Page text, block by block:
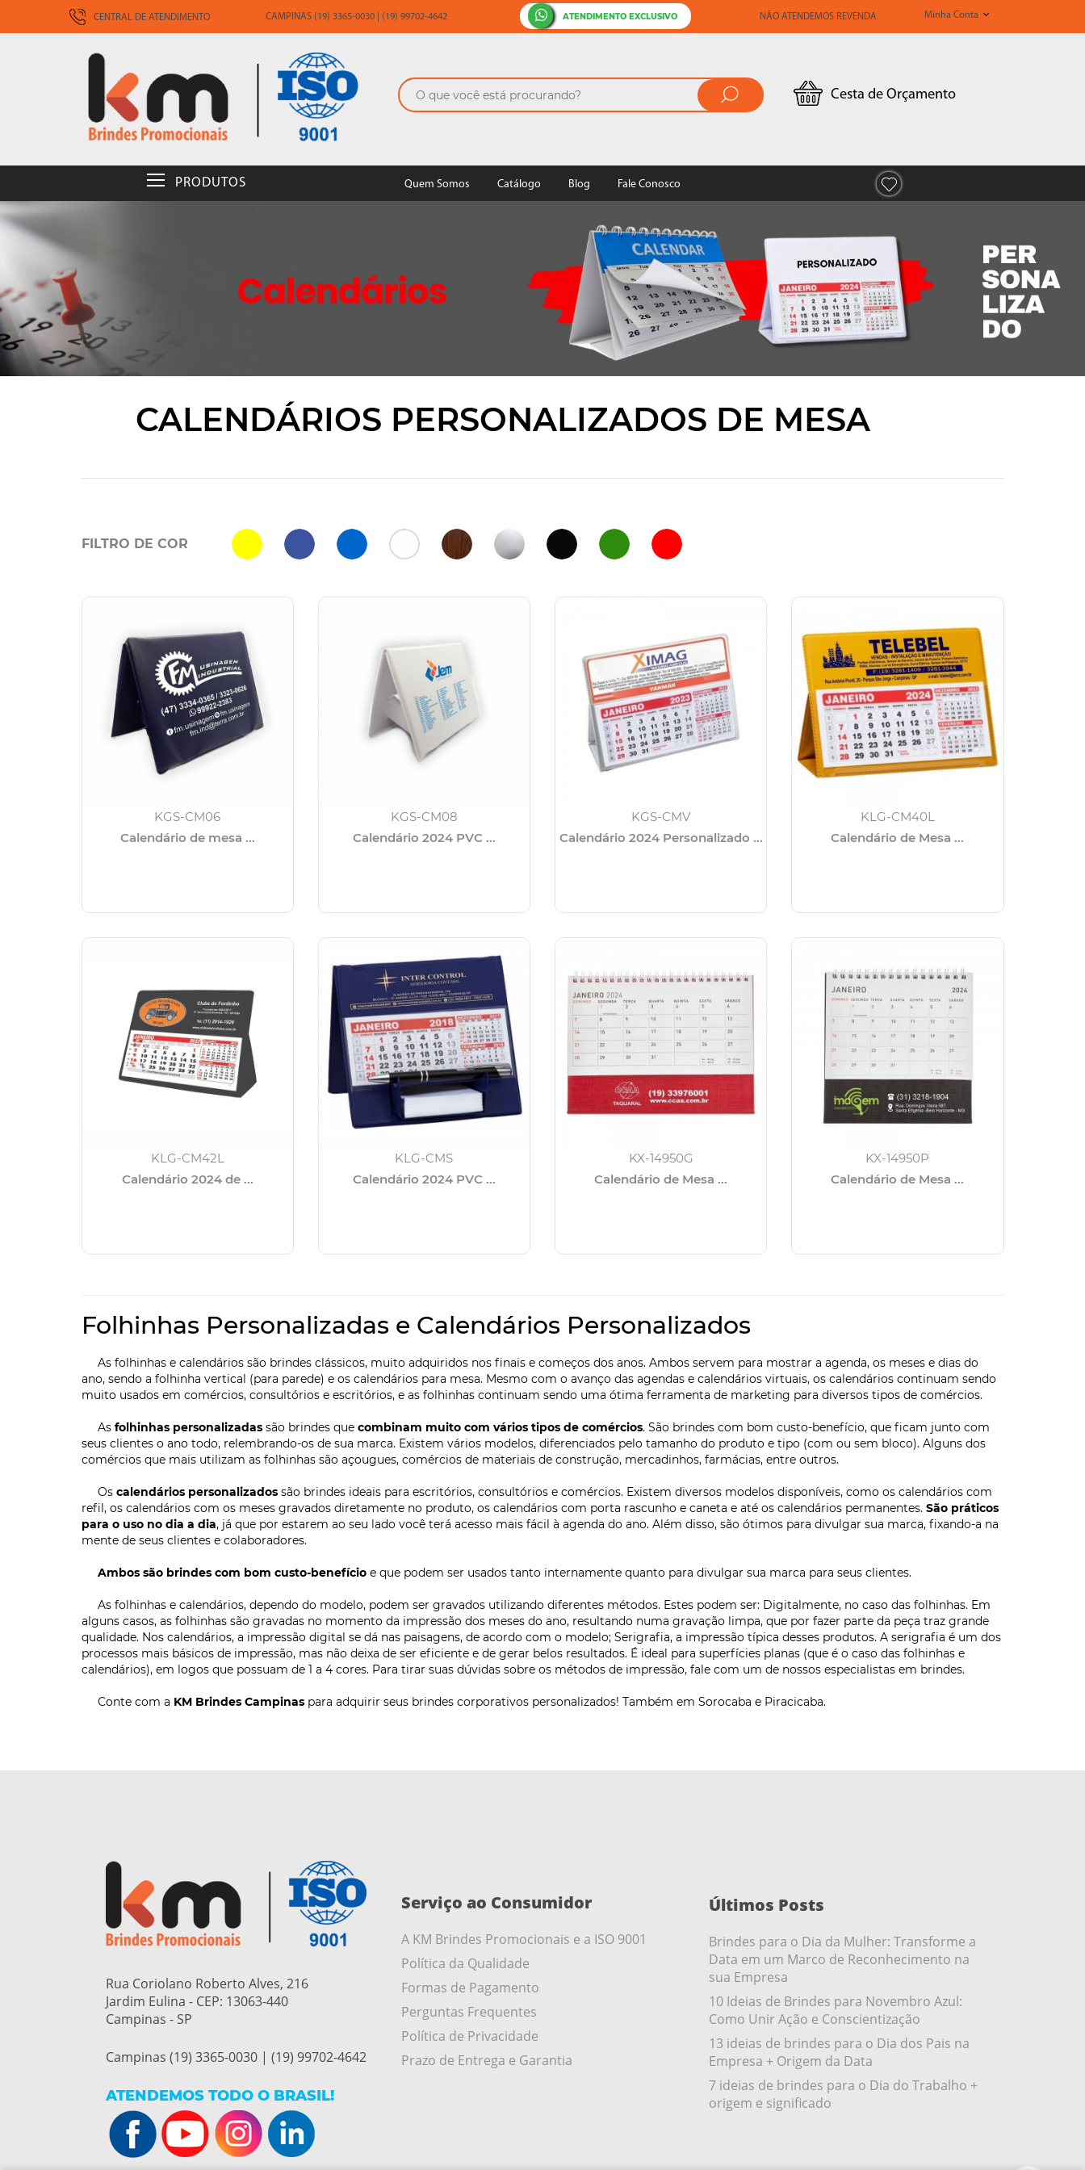
CENTRAL DE ATENDIMENTO CAMPINAS (19) 3365-0030 | (19) 99702-4642 ATENDIMENTO EXCLUSIVO NÃO ATENDEMOS REVENDA Minha Conta
Cesta de Orçamento
PRODUTOS Quem Somos Catálogo Blog Fale Conosco
CALENDÁRIOS PERSONALIZADOS DE MESA
FILTRO DE COR
KGS-CM06
Calendário de mesa ...
KGS-CM08
Calendário 2024 PVC ...
KGS-CMV
Calendário 2024 Personalizado ...
KLG-CM40L
Calendário de Mesa ...
KLG-CM42L
Calendário 2024 de ...
KLG-CMS
Calendário 2024 PVC ...
KX-14950G
Calendário de Mesa ...
KX-14950P
Calendário de Mesa ...
Folhinhas Personalizadas e Calendários Personalizados
As folhinhas e calendários são brindes clássicos, muito adquiridos nos finais e começos dos anos. Ambos servem para mostrar a agenda, os meses e dias do
ano, sendo a folhinha vertical (para parede) e os calendários para mesa. Mesmo com o avanço das agendas e calendários virtuais, os calendários continuam sendo
muito usados em comércios, consultórios e escritórios, e as folhinhas continuam sendo uma ótima ferramenta de marketing para diversos tipos de comércios.
As folhinhas personalizadassão brindes que combinam muito com vários tipos de comércios. São brindes com bom custo-benefício, que ficam junto com
seus clientes o ano todo, relembrando-os de sua marca. Existem vários modelos, diferenciados pelo tamanho do produto e tipo (com ou sem bloco). Alguns dos
comércios que mais utilizam as folhinhas são açougues, comércios de materiais de construção, mercadinhos, farmácias, entre outros.
Os calendários personalizadossão brindes ideais para escritórios, consultórios e comércios. Existem diversos modelos disponíveis, como os calendários com
refil, os calendários com os meses gravados diretamente no produto, os calendários com porta rascunho e caneta e até os calendários permanentes. São práticos
para o uso no dia a dia, já que por estarem ao seu lado você terá acesso mais fácil à agenda do ano. Além disso, são ótimos para divulgar sua marca, fixando-a na
mente de seus clientes e colaboradores.
Ambos são brindes com bom custo-benefícioe que podem ser usados tanto internamente quanto para divulgar sua marca para seus clientes.
As folhinhas e calendários, dependo do modelo, podem ser gravados utilizando diferentes métodos. Estes podem ser: Digitalmente, no caso das folhinhas. Em
alguns casos, as folhinhas são gravadas no momento da impressão dos meses do ano, resultando numa gravação limpa, que por fazer parte da peça traz grande
qualidade. Nos calendários, a impressão digital se dá nas paisagens, de acordo com o modelo; Serigrafia, a impressão típica desses produtos. A serigrafia é um dos
processos mais básicos de impressão, mas não deixa de ser eficiente e de gerar belos resultados. É ideal para superfícies planas (que é o caso das folhinhas e
calendários), em logos que possuam de 1 a 4 cores. Para tirar suas dúvidas sobre os métodos de impressão, fale com um de nossos especialistas em brindes.
Conte com a KM Brindes Campinaspara adquirir seus brindes corporativos personalizados! Também em Sorocaba e Piracicaba.
Rua Coriolano Roberto Alves, 216
Jardim Eulina - CEP: 13063-440
Campinas - SP
Campinas (19) 3365-0030 | (19) 99702-4642
ATENDEMOS TODO O BRASIL!
Serviço ao Consumidor
A KM Brindes Promocionais e a ISO 9001
Política da Qualidade
Formas de Pagamento
Perguntas Frequentes
Política de Privacidade
Prazo de Entrega e Garantia
Últimos Posts
Brindes para o Dia da Mulher: Transforme a
Data em um Marco de Reconhecimento na
sua Empresa
10 Ideias de Brindes para Novembro Azul:
Como Unir Ação e Conscientização
13 ideias de brindes para o Dia dos Pais na
Empresa + Origem da Data
7 ideias de brindes para o Dia do Trabalho +
origem e significado